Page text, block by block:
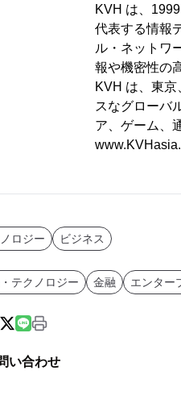
KVH は、
代表する情報
ル・ネットワ
報や機密性の
KVH は、東
スなグローバ
ア、ゲーム、
ロジー ビジネス
テクノロジー 金融 エンター
い合わせ